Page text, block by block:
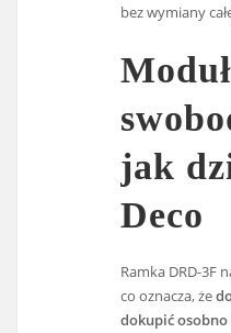
bez wymiany
jak
Deco
Ramka DRD-3F
co oznacza, że
dokupić